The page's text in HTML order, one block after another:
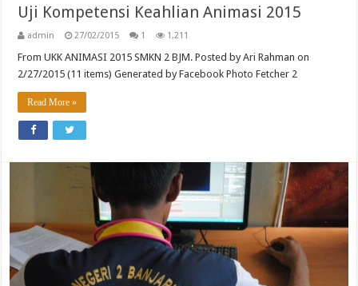
Uji Kompetensi Keahlian Animasi 2015
admin 27/02/2015 1 1,211
From UKK ANIMASI 2015 SMKN 2 BJM. Posted by Ari Rahman on
2/27/2015 (11 items) Generated by Facebook Photo Fetcher 2
Read More »